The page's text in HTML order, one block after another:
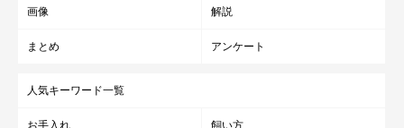
画像 解説
まとめ アンケート
人気キーワード一覧
お手入れ 飼い方